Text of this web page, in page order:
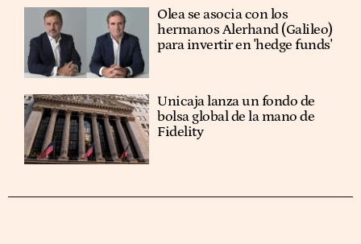
Olea se asocia con los
hermanos Alerhand (Galileo)
para invertir en 'hedge funds'
Unicaja lanza un fondo de
bolsa global de la mano de
Fidelity